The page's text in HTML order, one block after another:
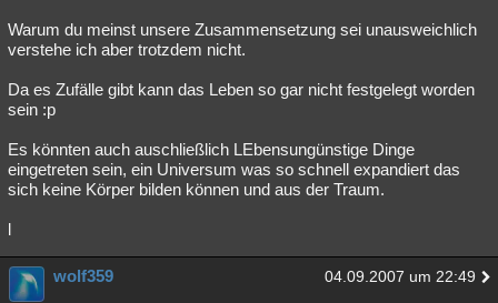
Warum du meinst unsere Zusammensetzung sei unausweichlich
verstehe ich aber trotzdem nicht.
Da es Zufälle gibt kann das Leben so gar nicht festgelegt worden
sein :p
Es könnten auch auschließlich LEbensungünstige Dinge
eingetreten sein, ein Universum was so schnell expandiert das
sich keine Körper bilden können und aus der Traum.
l
wolf359 04.09.2007 um 22:49